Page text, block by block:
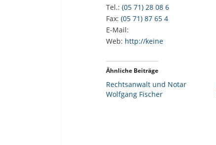
Tel.: (05 71) 28 08 6
Fax: (05 71) 87 65 4
E-Mail:
Web: http://keine
Ähnliche Beiträge
Rechtsanwalt und Notar
Wolfgang Fischer